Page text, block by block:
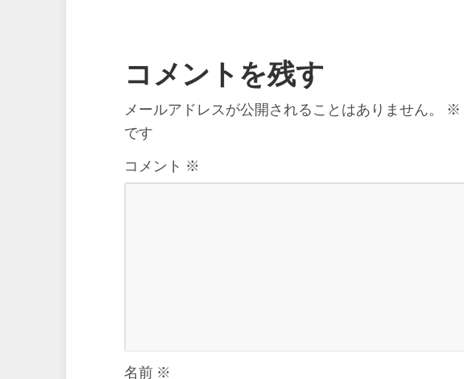
コメントを残す
メールアドレスが公開されることはありません。 ※
です
コメント ※
名前 ※